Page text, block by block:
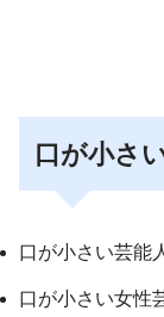
口が小さ
口が小さい芸能
口が小さい女性